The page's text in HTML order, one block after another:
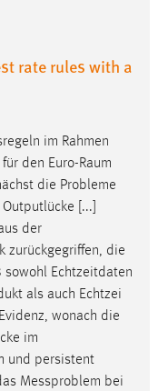
rate rules with a
im Rahmen
den Euro-Raum
die Probleme
[...]
der
zurückgegriffen, die
sowohl Echtzeitdaten
als auch Echtzei
wonach die
im
und persistent
Messproblem bei